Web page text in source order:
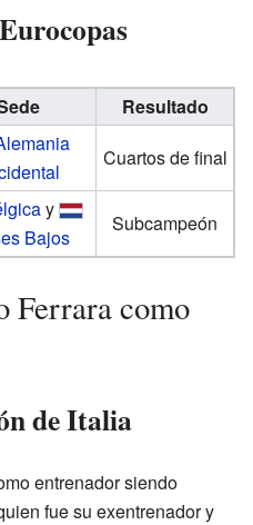
Resultado
Cuartos de final
y
Bajos
Subcampeón
Ferrara como
de Italia
entrenador siendo
fue su exentrenador y